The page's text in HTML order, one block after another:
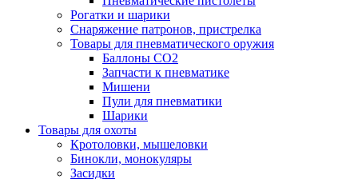
Рогатки и шарики
Снаряжение патронов, пристрелка
Товары для пневматического оружия
Баллоны СО2
Запчасти к пневматике
Мишени
Пули для пневматики
Шарики
Товары для охоты
Кротоловки, мышеловки
Бинокли, монокуляры
Засидки